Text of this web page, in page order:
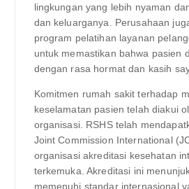
lingkungan yang lebih nyaman
dan keluarganya. Perusahaan
program pelatihan layanan
untuk memastikan bahwa pasien
dengan rasa hormat dan kasih
Komitmen rumah sakit terhadap
keselamatan pasien telah diakui
organisasi. RSHS telah
Joint Commission International
organisasi akreditasi kesehatan
terkemuka. Akreditasi ini
memenuhi standar internasional